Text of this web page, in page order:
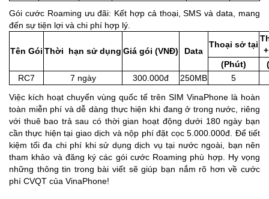
Gói cước Roaming ưu đãi: Kết hợp cả thoại, SMS và data, mang
đến sự tiện lợi và chi phí hợp lý.
Tên Gói Thời hạn sử dụng Giá gói (VNĐ) Data
Thoại sở tại
(Phút)
RC7
7 ngày 300.000đ 250MB
5
Việc kích hoạt chuyển vùng quốc tế trên SIM VinaPhone là hoàn
toàn miễn phí và dễ dàng thực hiện khi đang ở trong nước, riêng
với thuê bao trả sau có thời gian hoạt động dưới 180 ngày bạn
cần thực hiện tại giao dịch và nộp phí đặt cọc 5.000.000đ. Để tiết
kiệm tối đa chi phí khi sử dụng dịch vụ tại nước ngoài, bạn nên
tham khảo và đăng ký các gói cước Roaming phù hợp. Hy vọng
những thông tin trong bài viết sẽ giúp bạn nắm rõ hơn về cước
phí CVQT của VinaPhone!